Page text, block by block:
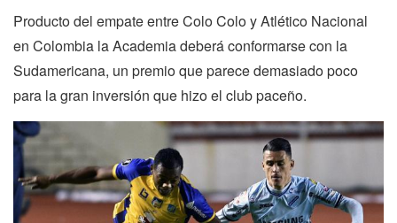
Producto del empate entre Colo Colo y Atlético Nacional
en Colombia la Academia deberá conformarse con la
Sudamericana, un premio que parece demasiado poco
para la gran inversión que hizo el club paceño.